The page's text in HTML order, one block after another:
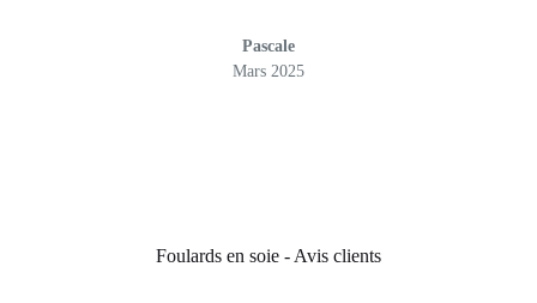
Pascale
Mars 2025
Foulards en soie - Avis clients